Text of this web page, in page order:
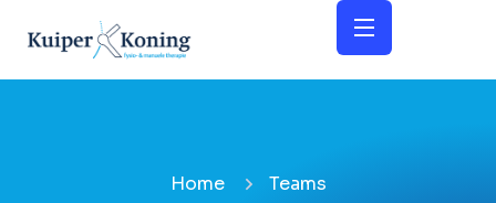
Home Teams